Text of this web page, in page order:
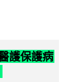
護保護病